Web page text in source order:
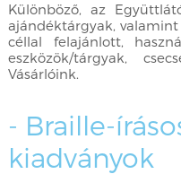
Különböző, az
ajándéktárgyak,
céllal felajánlott,
eszközök/tárgyak,
Vásárlóink.
- Braille-
kiadványok